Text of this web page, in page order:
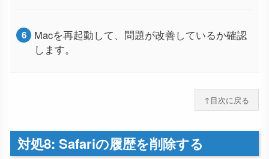
Macを再起動して、問題が改善しているか確認
します。
↑目次に戻る
対処8: Safariの履歴を削除する